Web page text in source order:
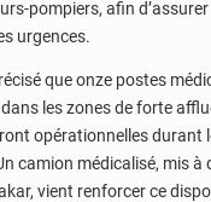
pompiers, afin
urgences.
que onze postes
les zones de forte
opérationnelles durant
camion médicalisé, mis à
vient renforcer ce